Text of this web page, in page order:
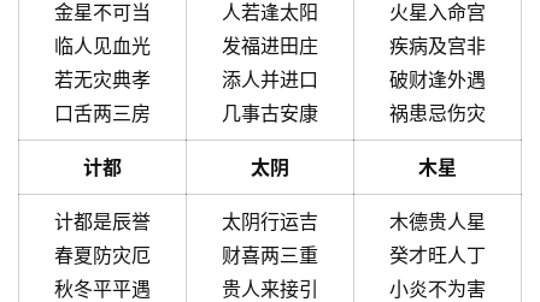
金星不可当
临人见血光
若无灾典孝
口舌两三房
人若逢太阳
发福进田庄
添人并进口
几事古安康
火星入命宫
疾病及宫非
破财逢外遇
祸患忌伤灾
计都 太阴 木星
计都是辰誉
春夏防灾厄
秋冬平平遇
太阴行运吉
财喜两三重
贵人来接引
木德贵人星
癸才旺人丁
小炎不为害